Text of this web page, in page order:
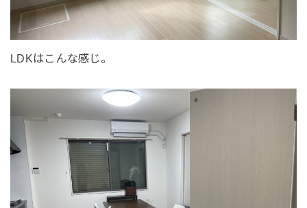
LDKはこんな感じ。